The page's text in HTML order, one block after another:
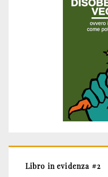
Libro in evidenza #2